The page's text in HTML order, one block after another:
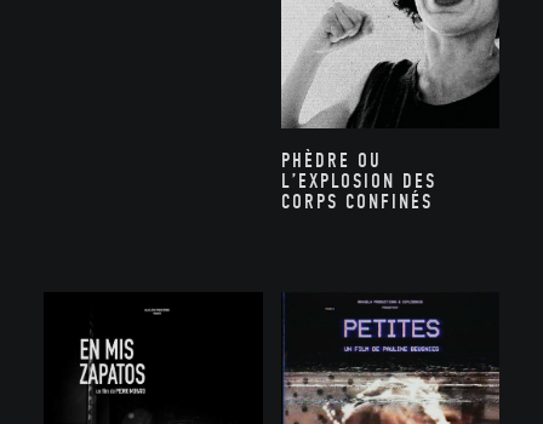
PHÈDRE OU
L’EXPLOSION DES
CORPS CONFINÉS